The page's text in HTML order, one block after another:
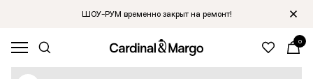
ШОУ-РУМ временно закрыт на ремонт!
0